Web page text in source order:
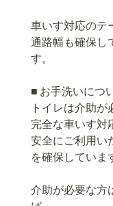
車いす対応のテ
通路幅も確保し
す。
■ お手洗いにつ
トイレは介助が
完全な車いす対
安全にご利用い
を確保していま
介助が必要な方